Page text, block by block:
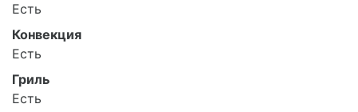
Есть
Конвекция
Есть
Гриль
Есть